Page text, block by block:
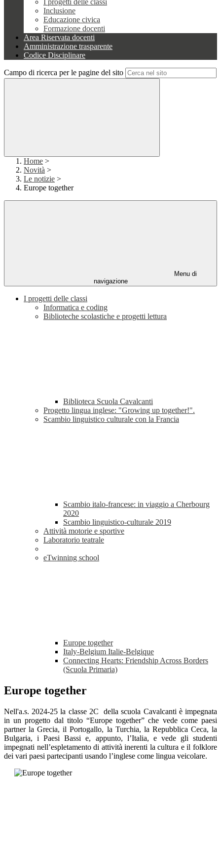
I progetti delle classi
Inclusione
Educazione civica
Formazione docenti
Area Riservata docenti
Amministrazione trasparente
Codice Disciplinare
Campo di ricerca per le pagine del sito
Home >
Novità >
Le notizie >
Europe together
Menu di
navigazione
I progetti delle classi
Informatica e coding
Biblioteche scolastiche e progetti lettura
Biblioteca Scuola Cavalcanti
Progetto lingua inglese: "Growing up together!".
Scambio linguistico culturale con la Francia
Scambio italo-francese: in viaggio a Cherbourg
2020
Scambio linguistico-culturale 2019
Attività motorie e sportive
Laboratorio teatrale
eTwinning school
Europe together
Italy-Belgium Italie-Belgique
Connecting Hearts: Friendship Across Borders
(Scuola Primaria)
Europe together
Nell'a.s. 2024-25 la classe 2C della scuola Cavalcanti è impegnata
in un progetto dal titolo “Europe together” che vede come paesi
partner la Grecia, il Portogallo, la Turchia, la Repubblica Ceca, la
Bulgaria, i Paesi Bassi e, appunto, l’Italia, e vede gli studenti
impegnati nell’espletamento di attività inerenti la cultura e il folklore
dei vari paesi partecipanti usando l’inglese come lingua veicolare.